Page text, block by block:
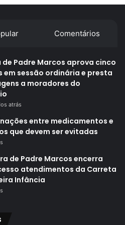
Comentários
de Padre Marcos aprova cinco
em sessão ordinária e presta
a moradores do
atrás
entre medicamentos e
que devem ser evitadas
de Padre Marcos encerra
atendimentos da Carreta
Infância